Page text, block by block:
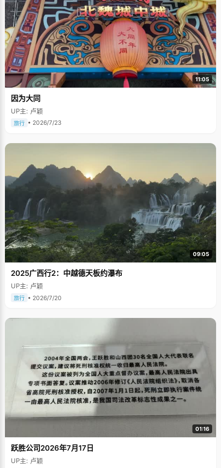
11:05
因为大同
UP主: 卢颖
旅行 • 2026/7/23
09:05
2025广西行2：中越德天板约瀑布
UP主: 卢颖
旅行 • 2026/7/20
01:16
跃胜公司2026年7月17日
UP主: 卢颖